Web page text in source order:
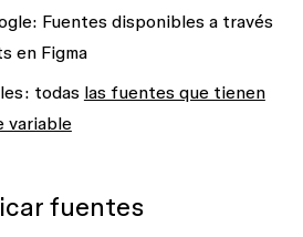
Fuentes disponibles a través
en Figma
todas las fuentes que tienen
variable
fuentes